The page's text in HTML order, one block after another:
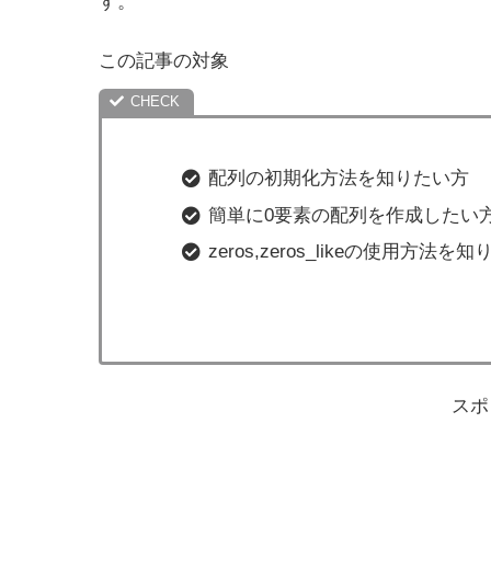
この記事の対象
配列の初期化方法を知りたい方
簡単に0要素の配列を作成したい
zeros,zeros_likeの使用方法を知
ス